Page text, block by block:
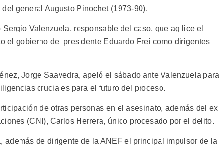
general Augusto Pinochet (1973-90).
Valenzuela, responsable del caso, que agilice el
el gobierno del presidente Eduardo Frei como dirigentes
Jorge Saavedra, apeló el sábado ante Valenzuela para
cruciales para el futuro del proceso.
de otras personas en el asesinato, además del ex
(CNI), Carlos Herrera, único procesado por el delito.
además de dirigente de la ANEF el principal impulsor de la